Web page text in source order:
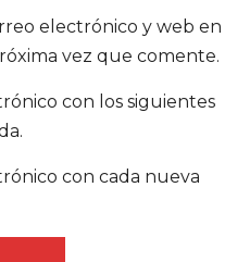
electrónico y web en
vez que comente.
con los siguientes
con cada nueva